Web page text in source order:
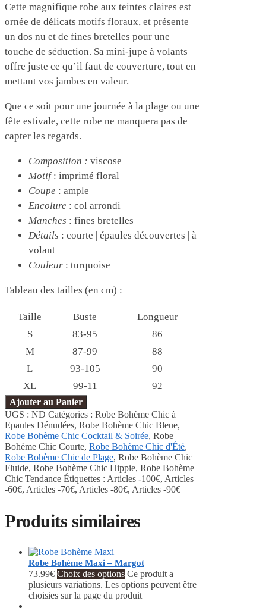
Cette magnifique robe aux teintes claires est
ornée de délicats motifs floraux, et présente
un dos nu et de fines bretelles pour une
touche de séduction. Sa mini-jupe à volants
offre juste ce qu’il faut de couverture, tout en
mettant vos jambes en valeur.
Que ce soit pour une journée à la plage ou une
fête estivale, cette robe ne manquera pas de
capter les regards.
Composition : viscose
Motif: imprimé floral
Coupe : ample
Encolure : col arrondi
Manches : fines bretelles
Détails : courte | épaules découvertes | à
volant
Couleur : turquoise
Tableau des tailles (en cm) :
Taille Buste
Longueur
S
83-95
86
M
87-99
88
L
93-105
90
XL
99-11 92
Ajouter au Panier
UGS : ND Catégories : Robe Bohème Chic à
Epaules Dénudées, Robe Bohème Chic Bleue,
Robe Bohème Chic Cocktail & Soirée, Robe
Bohème Chic Courte, Robe Bohème Chic d'Été,
Robe Bohème Chic de Plage, Robe Bohème Chic
Fluide, Robe Bohème Chic Hippie, Robe Bohème
Chic Tendance Étiquettes : Articles -100€, Articles
-60€, Articles -70€, Articles -80€, Articles -90€
Produits similaires
Robe Bohème Maxi – Margot
73.99€ Choix des options Ce produit a
plusieurs variations. Les options peuvent être
choisies sur la page du produit